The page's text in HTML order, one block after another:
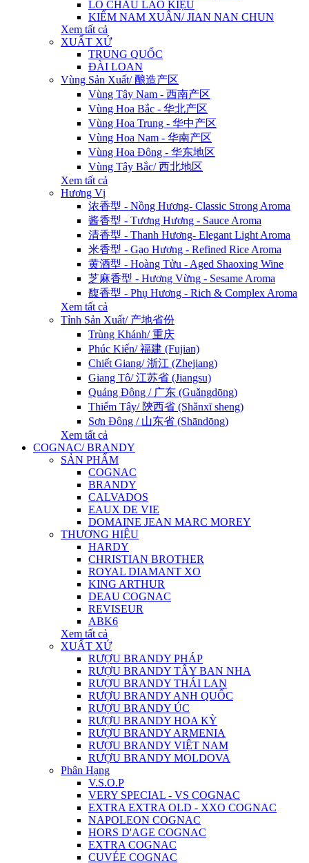
LÔ CHÂU LÃO KIỆU
KIẾM NAM XUÂN/ JIAN NAN CHUN
Xem tất cả
XUẤT XỨ
TRUNG QUỐC
ĐÀI LOAN
Vùng Sản Xuất/ 酿造产区
Vùng Tây Nam - 西南产区
Vùng Hoa Bắc - 华北产区
Vùng Hoa Trung - 华中产区
Vùng Hoa Nam - 华南产区
Vùng Hoa Đông - 华东地区
Vùng Tây Bắc/ 西北地区
Xem tất cả
Hương Vị
浓香型 - Nồng Hương- Classic Strong Aroma
酱香型 - Tương Hương - Sauce Aroma
清香型 - Thanh Hương- Elegant Light Aroma
米香型 - Gạo Hương - Refined Rice Aroma
黄酒型 - Hoàng Tửu - Aged Shaoxing Wine
芝麻香型 - Hương Vừng - Sesame Aroma
馥香型 - Phụ Hương - Rich & Complex Aroma
Xem tất cả
Tỉnh Sản Xuất/ 产地省份
Trùng Khánh/ 重庆
Phúc Kiến/ 福建 (Fujian)
Chiết Giang/ 浙江 (Zhejiang)
Giang Tô/ 江苏省 (Jiangsu)
Quảng Đông / 广东 (Guǎngdōng)
Thiểm Tây/ 陝西省 (Shǎnxī sheng)
Sơn Đông / 山东省 (Shāndōng)
Xem tất cả
COGNAC/ BRANDY
SẢN PHẨM
COGNAC
BRANDY
CALVADOS
EAUX DE VIE
DOMAINE JEAN MARC MOREY
THƯƠNG HIỆU
HARDY
CHRISTIAN BROTHER
ROYAL DIAMANT XO
KING ARTHUR
DEAU COGNAC
REVISEUR
ABK6
Xem tất cả
XUẤT XỨ
RƯỢU BRANDY PHÁP
RƯỢU BRANDY TÂY BAN NHA
RƯỢU BRANDY THÁI LAN
RƯỢU BRANDY ANH QUỐC
RƯỢU BRANDY ÚC
RƯỢU BRANDY HOA KỲ
RƯỢU BRANDY ARMENIA
RƯỢU BRANDY VIỆT NAM
RƯỢU BRANDY MOLDOVA
Phân Hạng
V.S.O.P
VERY SPECIAL - VS COGNAC
EXTRA EXTRA OLD - XXO COGNAC
NAPOLEON COGNAC
HORS D'AGE COGNAC
EXTRA COGNAC
CUVÉE COGNAC